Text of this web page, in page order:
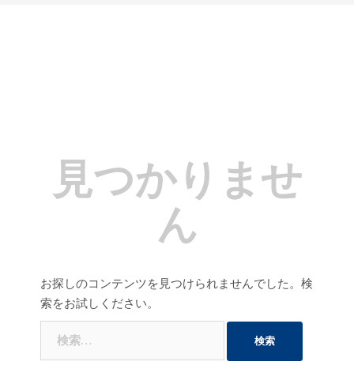
見つかりませ
ん
お探しのコンテンツを見つけられませんでした。検
索をお試しください。